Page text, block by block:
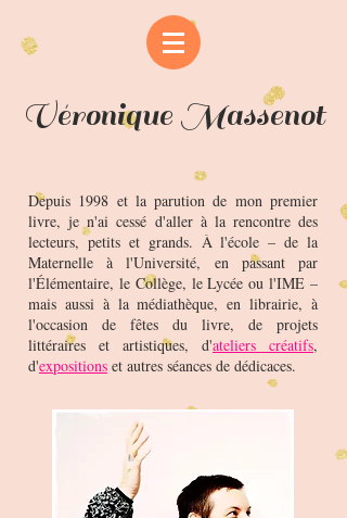
Véronique Massenot
Depuis 1998 et la parution de mon premier
livre, je n'ai cessé d'aller à la rencontre des
lecteurs, petits et grands. À l'école – de la
Maternelle à l'Université, en passant par
l'Élémentaire, le Collège, le Lycée ou l'IME –
mais aussi à la médiathèque, en librairie, à
l'occasion de fêtes du livre, de projets
littéraires et artistiques, d'ateliers créatifs,
d'expositions et autres séances de dédicaces.